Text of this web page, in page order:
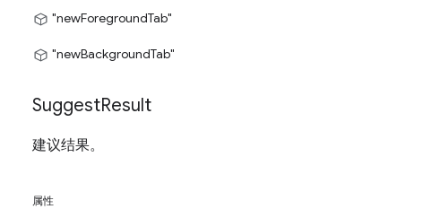
"newForegroundTab"
"newBackgroundTab"
SuggestResult
建议结果。
属性